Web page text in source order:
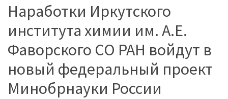
Наработки Иркутского
института химии им. А.Е.
Фаворского СО РАН войдут в
новый федеральный проект
Минобрнауки России